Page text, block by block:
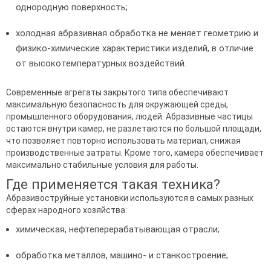
однородную поверхность;
холодная абразивная обработка не меняет геометрию и
физико-химические характеристики изделий, в отличие
от высокотемпературных воздействий.
Современные агрегаты закрытого типа обеспечивают
максимальную безопасность для окружающей среды,
промышленного оборудования, людей. Абразивные частицы
остаются внутри камер, не разлетаются по большой площади,
что позволяет повторно использовать материал, снижая
производственные затраты. Кроме того, камера обеспечивает
максимально стабильные условия для работы.
Где применяется такая техника?
Абразивоструйные установки используются в самых разных
сферах народного хозяйства:
химическая, нефтеперерабатывающая отрасли;
обработка металлов, машино- и станкостроение;